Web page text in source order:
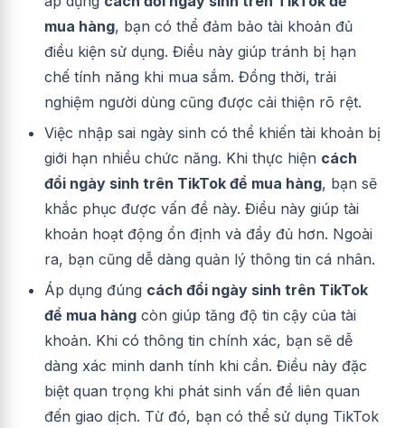
mua hàng, bạn có thể đảm bảo tài khoản đủ
điều kiện sử dụng. Điều này giúp tránh bị hạn
chế tính năng khi mua sắm. Đồng thời, trải
nghiệm người dùng cũng được cải thiện rõ rệt.
Việc nhập sai ngày sinh có thể khiến tài khoản bị
giới hạn nhiều chức năng. Khi thực hiện cách
đổi ngày sinh trên TikTok để mua hàng, bạn sẽ
khắc phục được vấn đề này. Điều này giúp tài
khoản hoạt động ổn định và đầy đủ hơn. Ngoài
ra, bạn cũng dễ dàng quản lý thông tin cá nhân.
Áp dụng đúng cách đổi ngày sinh trên TikTok
để mua hàng còn giúp tăng độ tin cậy của tài
khoản. Khi có thông tin chính xác, bạn sẽ dễ
dàng xác minh danh tính khi cần. Điều này đặc
biệt quan trọng khi phát sinh vấn đề liên quan
đến giao dịch. Từ đó, bạn có thể sử dụng TikTok